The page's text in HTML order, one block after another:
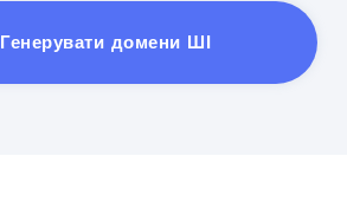
Генерувати домени ШІ